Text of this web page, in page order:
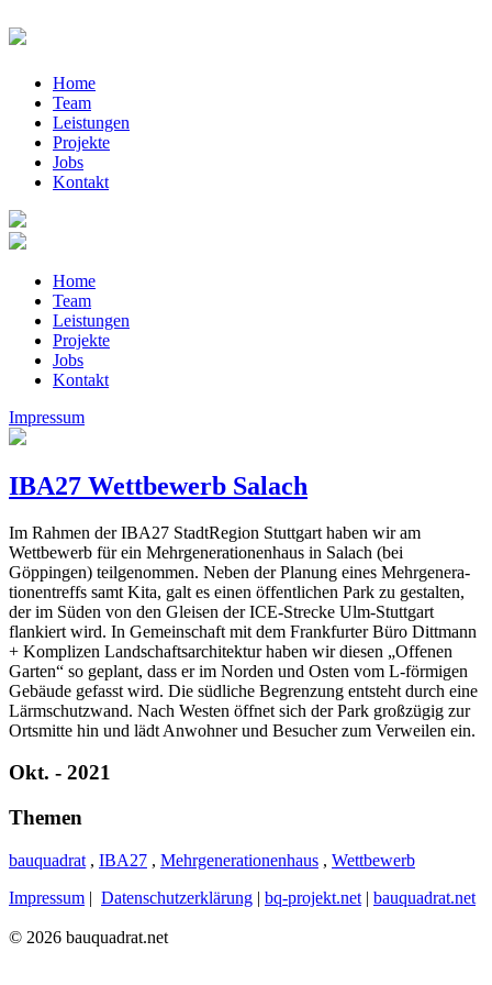
Home
Team
Leistungen
Projekte
Jobs
Kontakt
Home
Team
Leistungen
Projekte
Jobs
Kontakt
Impressum
IBA27 Wettbewerb Salach
Im Rahmen der IBA27 StadtRegion Stuttgart haben wir am
Wettbewerb für ein Mehrgenerationenhaus in Salach (bei
Göppingen) teilgenommen. Neben der Planung eines Mehrgenera-
tionentreffs samt Kita, galt es einen öffentlichen Park zu gestalten,
der im Süden von den Gleisen der ICE-Strecke Ulm-Stuttgart
flankiert wird. In Gemeinschaft mit dem Frankfurter Büro Dittmann
+ Komplizen Landschaftsarchitektur haben wir diesen „Offenen
Garten“ so geplant, dass er im Norden und Osten vom L-förmigen
Gebäude gefasst wird. Die südliche Begrenzung entsteht durch eine
Lärmschutzwand. Nach Westen öffnet sich der Park großzügig zur
Ortsmitte hin und lädt Anwohner und Besucher zum Verweilen ein.
Okt. - 2021
Themen
bauquadrat , IBA27 , Mehrgenerationenhaus , Wettbewerb
Impressum | Datenschutzerklärung | bq-projekt.net | bauquadrat.net
© 2026 bauquadrat.net